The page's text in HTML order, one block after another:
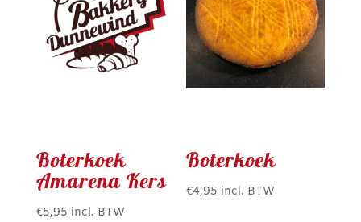
Boterkoek
Amarena Kers
€5,95 incl. BTW
Boterkoek
€4,95 incl. BTW